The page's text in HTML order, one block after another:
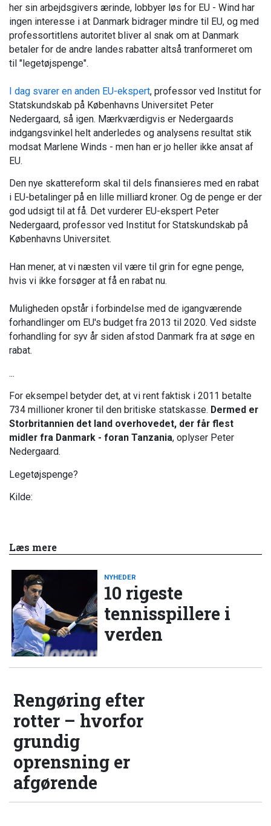
her sin arbejdsgivers ærinde, lobbyer løs for EU - Wind har
ingen interesse i at Danmark bidrager mindre til EU, og med
professortitlens autoritet bliver al snak om at Danmark
betaler for de andre landes rabatter altså tranformeret om
til "legetøjspenge".
I dag svarer en anden EU-ekspert, professor ved Institut for
Statskundskab på Københavns Universitet Peter
Nedergaard, så igen. Mærkværdigvis er Nedergaards
indgangsvinkel helt anderledes og analysens resultat stik
modsat Marlene Winds - men han er jo heller ikke ansat af
EU.
Den nye skattereform skal til dels finansieres med en rabat
i EU-betalinger på en lille milliard kroner. Og de penge er der
god udsigt til at få. Det vurderer EU-ekspert Peter
Nedergaard, professor ved Institut for Statskundskab på
Københavns Universitet.
Han mener, at vi næsten vil være til grin for egne penge,
hvis vi ikke forsøger at få en rabat nu.
Muligheden opstår i forbindelse med de igangværende
forhandlinger om EU's budget fra 2013 til 2020. Ved sidste
forhandling for syv år siden afstod Danmark fra at søge en
rabat.
...
For eksempel betyder det, at vi rent faktisk i 2011 betalte
734 millioner kroner til den britiske statskasse. Dermed er
Storbritannien det land overhovedet, der får flest
midler fra Danmark - foran Tanzania, oplyser Peter
Nedergaard.
Legetøjspenge?
Kilde:
Læs mere
NYHEDER
10 rigeste
tennisspillere i
verden
Rengøring efter
rotter – hvorfor
grundig
oprensning er
afgørende